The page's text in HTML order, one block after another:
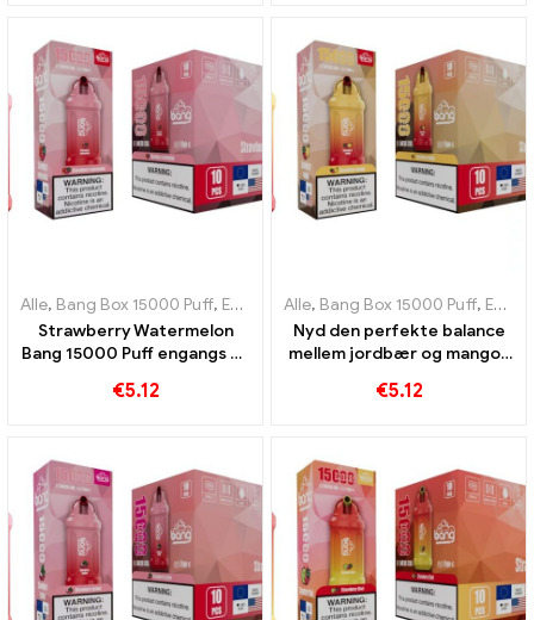
Alle, Bang Box 15000 Puff, Engangs e-cigaretter Sverige ,Engangs
Strawberry Watermelon
Bang 15000 Puff engangs e-
kombination af jordbær og
€5.12
Alle, Bang Box 15000 Puff, Engangs e-cigaretter Sverige
Nyd den perfekte balance
mellem jordbær og mango i
cigaret
€5.12